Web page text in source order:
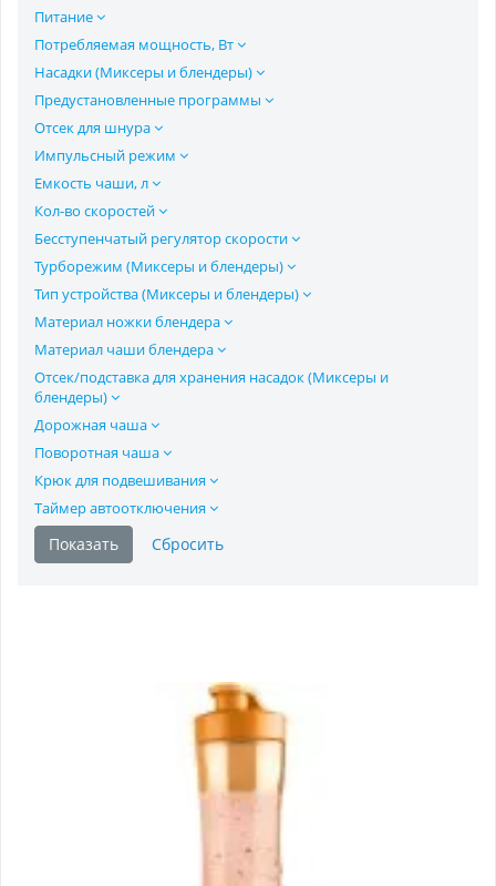
Питание
Потребляемая мощность, Вт
Насадки (Миксеры и блендеры)
Предустановленные программы
Отсек для шнура
Импульсный режим
Емкость чаши, л
Кол-во скоростей
Бесступенчатый регулятор скорости
Турборежим (Миксеры и блендеры)
Тип устройства (Миксеры и блендеры)
Материал ножки блендера
Материал чаши блендера
Отсек/подставка для хранения насадок (Миксеры и
блендеры)
Дорожная чаша
Поворотная чаша
Крюк для подвешивания
Таймер автоотключения